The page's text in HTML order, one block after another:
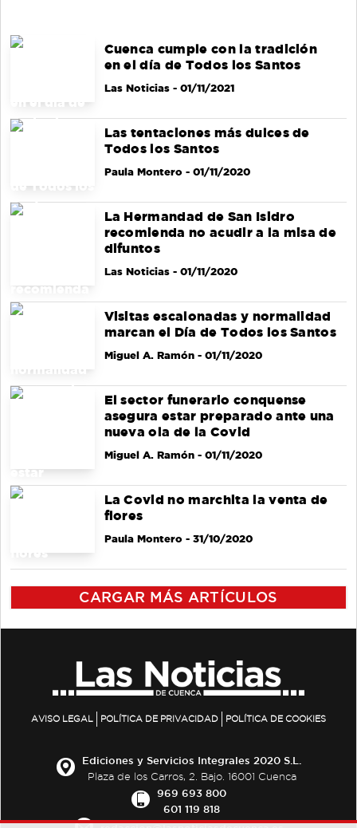
Cuenca cumple con la tradición
en el día de Todos los Santos
Las Noticias- 01/11/2021
Las tentaciones más dulces de
Todos los Santos
Paula Montero- 01/11/2020
La Hermandad de San Isidro
recomienda no acudir a la misa de
difuntos
Las Noticias- 01/11/2020
Visitas escalonadas y normalidad
marcan el Día de Todos los Santos
Miguel A. Ramón- 01/11/2020
El sector funerario conquense
asegura estar preparado ante una
nueva ola de la Covid
Miguel A. Ramón- 01/11/2020
La Covid no marchita la venta de
flores
Paula Montero- 31/10/2020
CARGAR MÁS ARTÍCULOS
AVISO LEGAL POLÍTICA DE PRIVACIDAD POLÍTICA DE COOKIES
Ediciones y Servicios Integrales 2020 S.L.
Plaza de los Carros, 2. Bajo. 16001 Cuenca
969 693 800
601 119 818